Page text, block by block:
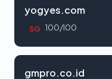
yogyes.com
SG 100/100
gmpro.co.id